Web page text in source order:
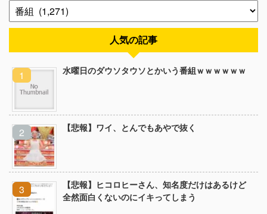
人気の記事
水曜日のダウソタウソとかいう番組ｗｗｗｗｗｗ
【悲報】ワイ、とんでもあやで抜く
【悲報】ヒコロヒーさん、知名度だけはあるけど
全然面白くないのにイキってしまう